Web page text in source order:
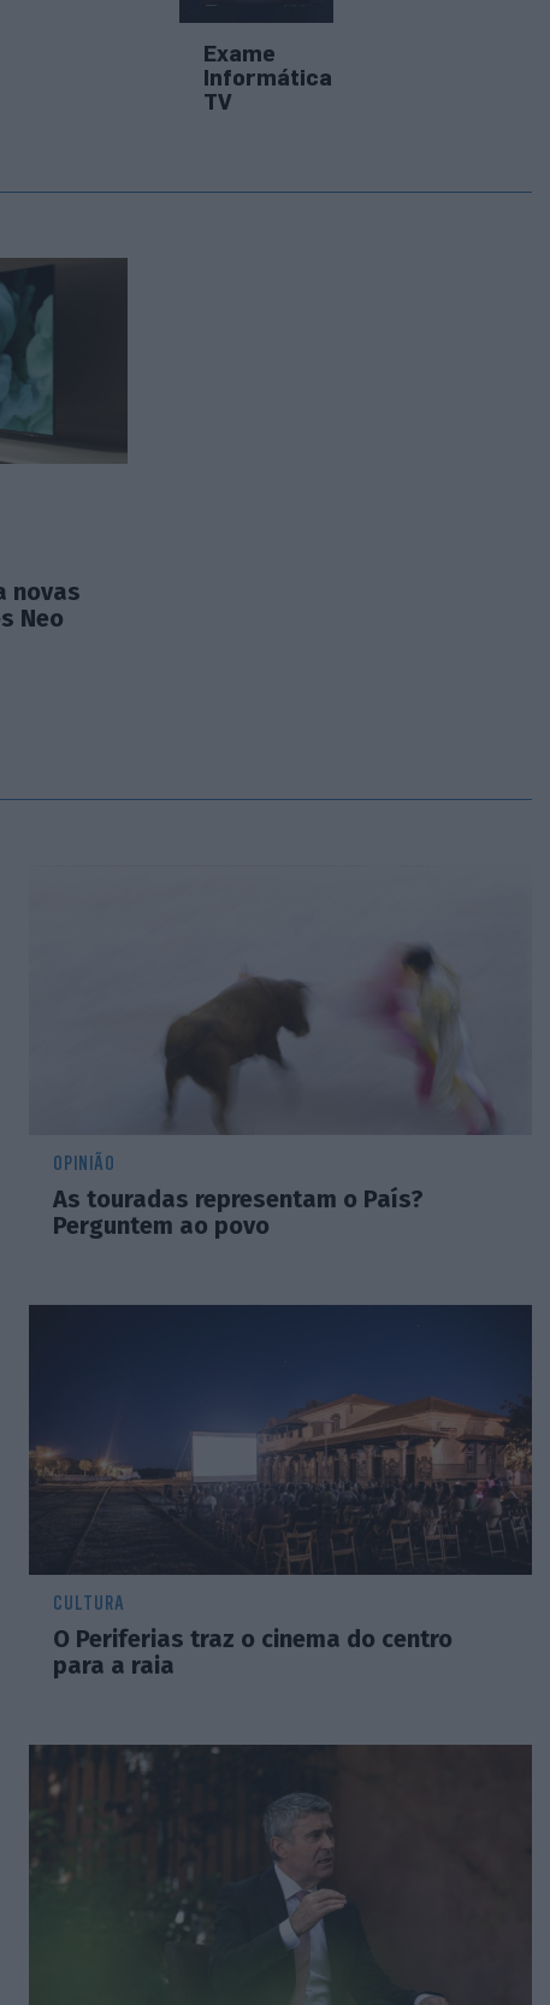
Exame
Informática
TV
novas
Neo
OPINIÃO
As touradas representam o País?
Perguntem ao povo
CULTURA
O Periferias traz o cinema do centro
para a raia